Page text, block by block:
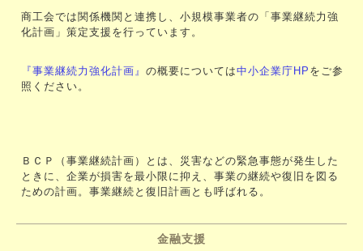
商工会では関係機関と連携し、小規模事業者の「事業継続力強
化計画」策定支援を行っています。
『事業継続力強化計画』 の概要については中小企業庁HP をご参
照ください。
ＢＣＰ（事業継続計画）とは、災害などの緊急事態が発生した
ときに、企業が損害を最小限に抑え、事業の継続や復旧を図る
ための計画。事業継続と復旧計画とも呼ばれる。
金融支援